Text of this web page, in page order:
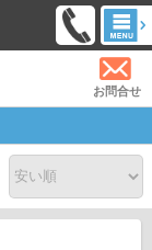
お問合せ